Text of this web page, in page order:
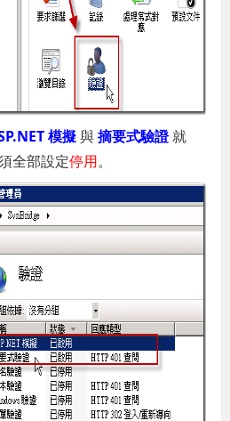
模擬與摘要式驗證就
全部設定停用。